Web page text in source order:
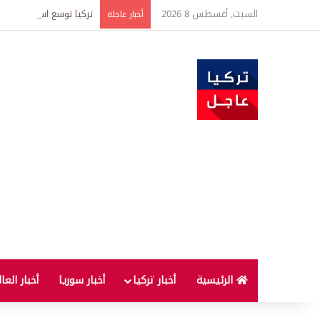
السبت, أغسطس 8 2026 أخبار عاجلة تركيا توسع استثمارات الطاقة في 3 قارات
الرئيسية أخبار تركيا أخبار سوريا أخبار